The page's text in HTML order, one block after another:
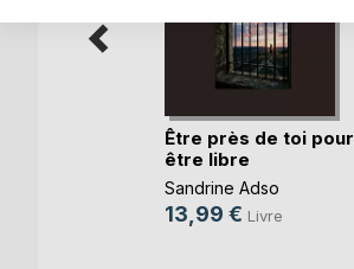
Être près de toi pour
être libre
Sandrine Adso
13,99 € Livre